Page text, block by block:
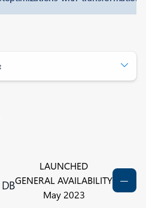
LAUNCHED
GENERAL AVAILABILITY
May 2023